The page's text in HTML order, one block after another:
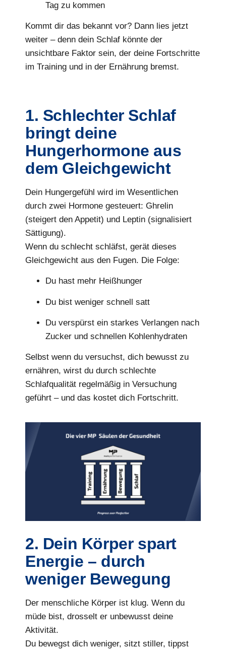
Tag zu kommen
Kommt dir das bekannt vor? Dann lies jetzt
weiter – denn dein Schlaf könnte der
unsichtbare Faktor sein, der deine Fortschritte
im Training und in der Ernährung bremst.
1. Schlechter Schlaf
bringt deine
Hungerhormone aus
dem Gleichgewicht
Dein Hungergefühl wird im Wesentlichen
durch zwei Hormone gesteuert: Ghrelin
(steigert den Appetit) und Leptin (signalisiert
Sättigung).
Wenn du schlecht schläfst, gerät dieses
Gleichgewicht aus den Fugen. Die Folge:
Du hast mehr Heißhunger
Du bist weniger schnell satt
Du verspürst ein starkes Verlangen nach
Zucker und schnellen Kohlenhydraten
Selbst wenn du versuchst, dich bewusst zu
ernähren, wirst du durch schlechte
Schlafqualität regelmäßig in Versuchung
geführt – und das kostet dich Fortschritt.
2. Dein Körper spart
Energie – durch
weniger Bewegung
Der menschliche Körper ist klug. Wenn du
müde bist, drosselt er unbewusst deine
Aktivität.
Du bewegst dich weniger, sitzt stiller, tippst